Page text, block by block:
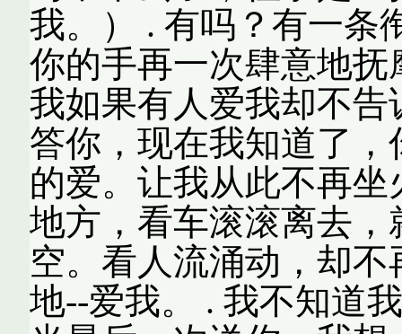
我。） . 有吗？有一条
你的手再一次肆意地
我如果有人爱我却不
答你，现在我知道了
的爱。让我从此不再
地方，看车滚滚离去
空。看人流涌动，却
地--爱我。 . 我不知道